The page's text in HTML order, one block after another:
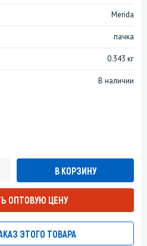
Merida
пачка
0.343 кг
В наличии
В КОРЗИНУ
ОПТОВУЮ ЦЕНУ
ЭТОГО ТОВАРА